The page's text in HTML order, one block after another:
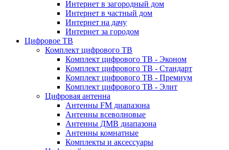
Интернет в загородный дом
Интернет в частный дом
Интернет на дачу
Интернет за городом
Цифровое ТВ
Комплект цифрового ТВ
Комплект цифрового ТВ - Эконом
Комплект цифрового ТВ - Стандарт
Комплект цифрового ТВ - Премиум
Комплект цифрового ТВ - Элит
Цифровая антенна
Антенны FM диапазона
Антенны всеволновые
Антенны ДМВ диапазона
Антенны комнатные
Комплекты и аксессуары